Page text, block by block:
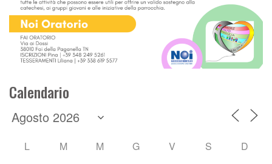
Calendario
L M M G V S D